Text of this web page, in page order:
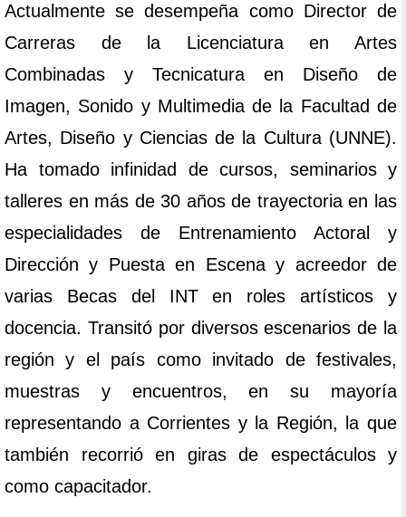
Actualmente se desempeña como Director de
Carreras de la Licenciatura en Artes
Combinadas y Tecnicatura en Diseño de
Imagen, Sonido y Multimedia de la Facultad de
Artes, Diseño y Ciencias de la Cultura (UNNE).
Ha tomado infinidad de cursos, seminarios y
talleres en más de 30 años de trayectoria en las
especialidades de Entrenamiento Actoral y
Dirección y Puesta en Escena y acreedor de
varias Becas del INT en roles artísticos y
docencia. Transitó por diversos escenarios de la
región y el país como invitado de festivales,
muestras y encuentros, en su mayoría
representando a Corrientes y la Región, la que
también recorrió en giras de espectáculos y
como capacitador.